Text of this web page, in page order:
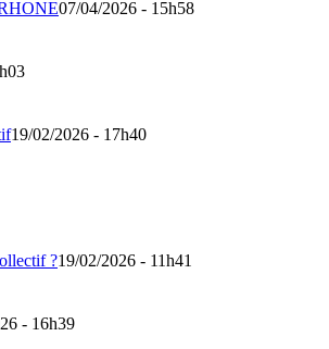
07/04/2026 - 15h58
19/02/2026 - 17h40
?19/02/2026 - 11h41
- 16h39